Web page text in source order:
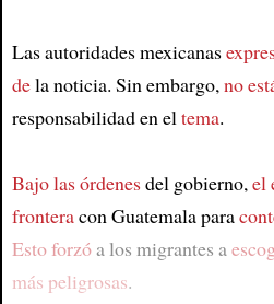
Las autoridades mexicanas
dela noticia. Sin embargo,no
responsabilidad en eltema.
Bajo las órdenesdel gobierno,el
fronteracon Guatemala para
Esto forzóa los migrantes a
más peligrosas.